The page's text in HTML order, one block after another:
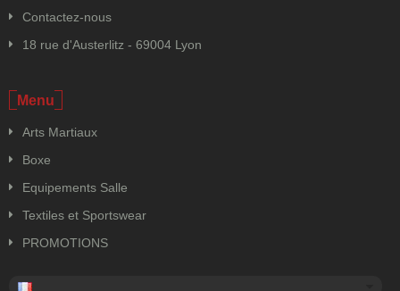
Contactez-nous
18 rue d'Austerlitz - 69004 Lyon
Menu
Arts Martiaux
Boxe
Equipements Salle
Textiles et Sportswear
PROMOTIONS